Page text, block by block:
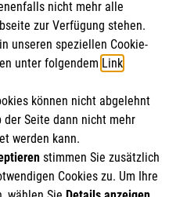
Hamburg
ist als eingetragene
nicht mehr alle
zur Verfügung stehen.
unseren speziellen Cookie-
unter folgendem Link.
können nicht abgelehnt
Seite dann nicht mehr
werden kann.
stimmen Sie zusätzlich
Cookies zu. Um Ihre